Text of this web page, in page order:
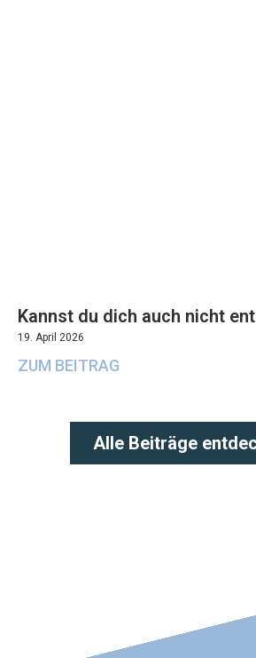
Kannst du dich auch nicht
19. April 2026
ZUM BEITRAG
Alle Beiträge